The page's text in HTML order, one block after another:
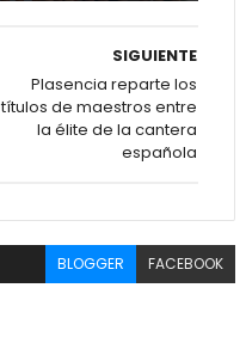
SIGUIENTE
Plasencia reparte los
títulos de maestros entre
la élite de la cantera
española
BLOGGER FACEBOOK